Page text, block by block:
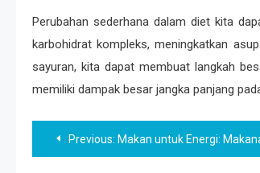
Perubahan sederhana dalam diet kita
karbohidrat kompleks, meningkatkan
sayuran, kita dapat membuat langkah
memiliki dampak besar jangka panjang
Navigasi
Previous: Makan untuk Energi: Makanan yang